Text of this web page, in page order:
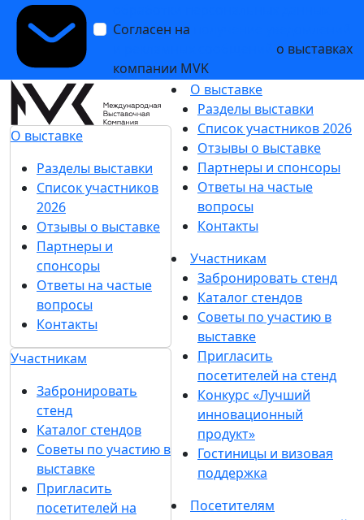
Согласен на
о выставках
компании MVK
О выставке
Разделы выставки
Список участников
2026
Отзывы о выставке
Партнеры и
спонсоры
Ответы на частые
вопросы
Контакты
Участникам
Забронировать
стенд
Каталог стендов
Советы по участию в
выставке
Пригласить
посетителей на
О выставке
Разделы выставки
Список участников 2026
Отзывы о выставке
Партнеры и спонсоры
Ответы на частые
вопросы
Контакты
Участникам
Забронировать стенд
Каталог стендов
Советы по участию в
выставке
Пригласить
посетителей на стенд
Конкурс «Лучший
инновационный
продукт»
Гостиницы и визовая
поддержка
Посетителям